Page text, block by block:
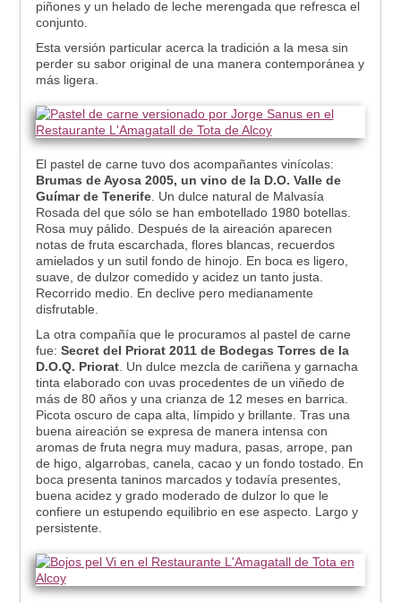
piñones y un helado de leche merengada que refresca el
conjunto.
Esta versión particular acerca la tradición a la mesa sin
perder su sabor original de una manera contemporánea y
más ligera.
El pastel de carne tuvo dos acompañantes vinícolas:
Brumas de Ayosa 2005, un vino de la D.O. Valle de
Guímar de Tenerife. Un dulce natural de Malvasía
Rosada del que sólo se han embotellado 1980 botellas.
Rosa muy pálido. Después de la aireación aparecen
notas de fruta escarchada, flores blancas, recuerdos
amielados y un sutil fondo de hinojo. En boca es ligero,
suave, de dulzor comedido y acidez un tanto justa.
Recorrido medio. En declive pero medianamente
disfrutable.
La otra compañía que le procuramos al pastel de carne
fue: Secret del Priorat 2011 de Bodegas Torres de la
D.O.Q. Priorat. Un dulce mezcla de cariñena y garnacha
tinta elaborado con uvas procedentes de un viñedo de
más de 80 años y una crianza de 12 meses en barrica.
Picota oscuro de capa alta, límpido y brillante. Tras una
buena aireación se expresa de manera intensa con
aromas de fruta negra muy madura, pasas, arrope, pan
de higo, algarrobas, canela, cacao y un fondo tostado. En
boca presenta taninos marcados y todavía presentes,
buena acidez y grado moderado de dulzor lo que le
confiere un estupendo equilibrio en ese aspecto. Largo y
persistente.